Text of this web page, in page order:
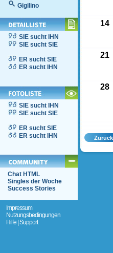
Gigilino
SIE sucht IHN
SIE sucht SIE
ER sucht SIE
ER sucht IHN
SIE sucht IHN
SIE sucht SIE
ER sucht SIE
ER sucht IHN
Chat HTML
Singles der Woche
Success Stories
Impressum
Nutzungsbedingungen
Hilfe | Support
14
21
28